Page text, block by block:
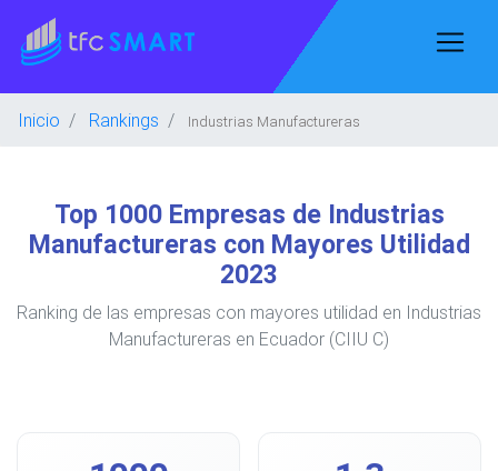
Inicio Rankings Industrias Manufactureras
Top 1000 Empresas de Industrias
Manufactureras con Mayores Utilidad
2023
Ranking de las empresas con mayores utilidad en Industrias
Manufactureras en Ecuador (CIIU C)